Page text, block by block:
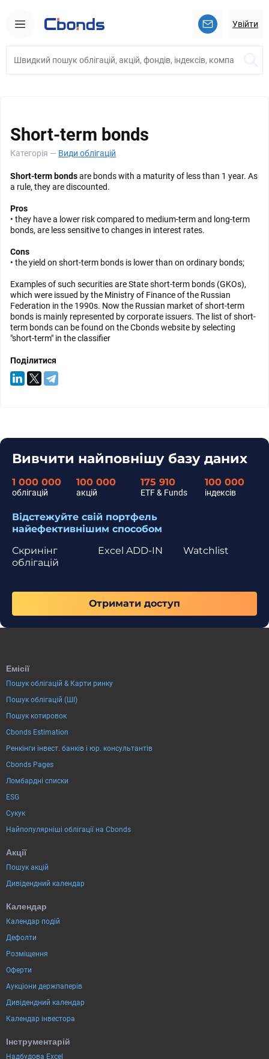
Увійти
Short-term bonds
Категорія — Види облігацій
Short-term bondsare bonds with a maturity of less than 1 year. As
a rule, they are discounted.
Pros
• they have a lower risk compared to medium-term and long-term
bonds, are less sensitive to changes in interest rates.
Cons
• the yield on short-term bonds is lower than on ordinary bonds;
Examples of such securities are State short-term bonds (GKOs),
which were issued by the Ministry of Finance of the Russian
Federation in the 1990s. Now the Russian market of short-term
bonds is mainly represented by corporate issuers. The list of short-
term bonds can be found on the Cbonds website by selecting
"short-term" in the classifier
Поділитися
Вивчити найповнішу базу даних
1 000 000
облігацій
100 000
акцій
175 910
ETF & Funds
100 000
індексів
Відстежуйте свій портфель
найефективнішим способом
Скринінг
облігацій
Watchlist
Excel ADD-IN
Отримати доступ
Емісії
Пошук облігацій & Карти ринку
Пошук облігацій (ШІ)
Пошук котировок
Cbonds Estimation
Ренкінги інвест. банків і юр. консультантів
Cbonds Pages
Ломбардні списки
ESG
Сукук
Найпопулярніші облігації на Cbonds
Акції
Пошук акцій
Дивідендний календар
Календар
Календар подій
Дефолти
Розміщення
Оферти
Аукціони держпаперів
Дивідендний календар
Календар інвестора
Інструментарій
Надбудова Excel